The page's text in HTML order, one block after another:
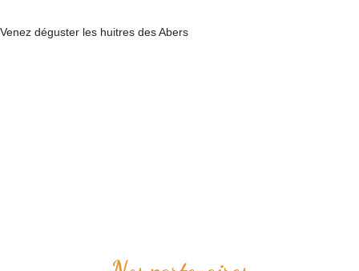
Venez déguster les huitres des Abers